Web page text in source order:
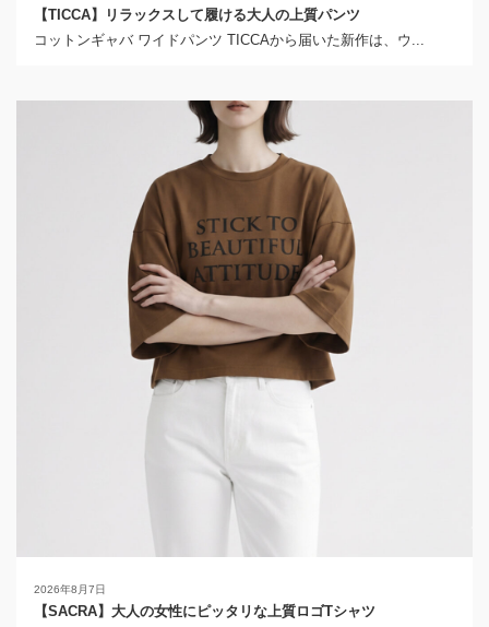
【TICCA】リラックスして履ける大人の上質パンツ
コットンギャバ ワイドパンツ TICCAから届いた新作は、ウ...
2026年8月7日
【SACRA】大人の女性にピッタリな上質ロゴTシャツ